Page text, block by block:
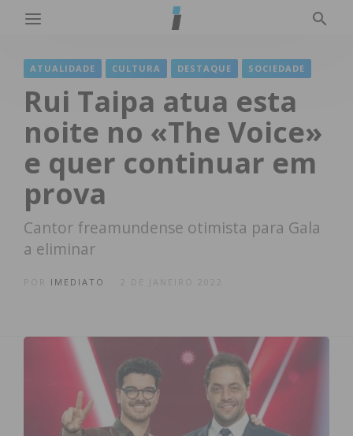
ATUALIDADE CULTURA DESTAQUE SOCIEDADE
Rui Taipa atua esta
noite no «The Voice»
e quer continuar em
prova
Cantor freamundense otimista para Gala
a eliminar
IMEDIATO 2 DE JANEIRO 2022